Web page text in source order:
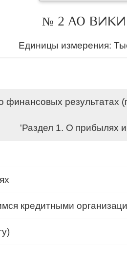
№ 2 АО
Единицы измерения:
финансовых результатах
'Раздел 1. О прибылях
кредитными